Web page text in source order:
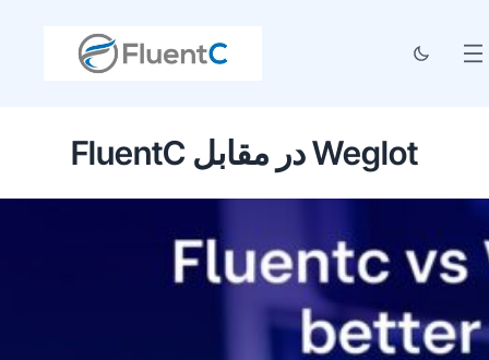
FluentC در مقابل Weglot